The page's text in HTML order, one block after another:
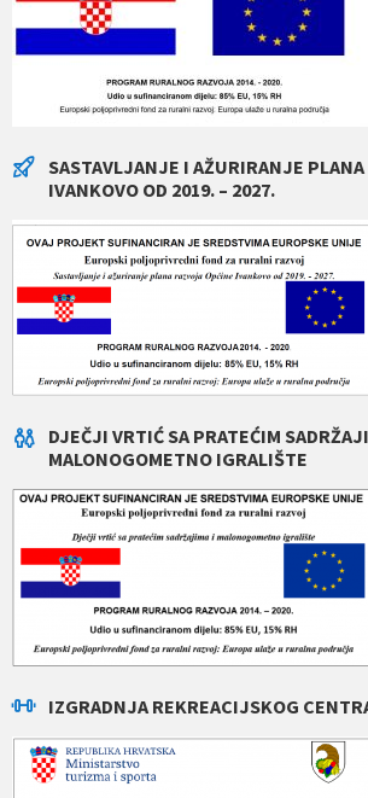
SASTAVLJANJE I AŽURIRANJE
IVANKOVO OD 2019. – 2027.
DJEČJI VRTIĆ SA PRATEĆIM
MALONOGOMETNO IGRALIŠTE
IZGRADNJA REKREACIJSKOG